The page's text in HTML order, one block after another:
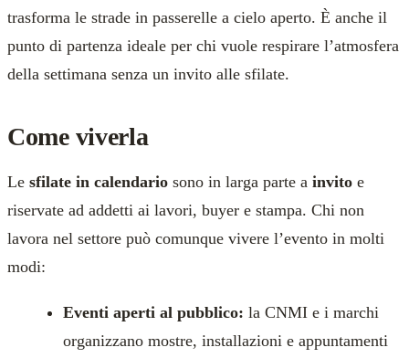
trasforma le strade in passerelle a cielo aperto. È anche il
punto di partenza ideale per chi vuole respirare l’atmosfera
della settimana senza un invito alle sfilate.
Come viverla
Le sfilate in calendario sono in larga parte a invito e
riservate ad addetti ai lavori, buyer e stampa. Chi non
lavora nel settore può comunque vivere l’evento in molti
modi:
Eventi aperti al pubblico: la CNMI e i marchi
organizzano mostre, installazioni e appuntamenti